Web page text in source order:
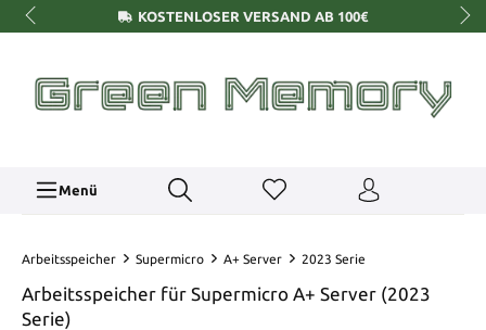
KOSTENLOSER VERSAND AB 100€
Menü
Arbeitsspeicher Supermicro A+ Server 2023 Serie
Arbeitsspeicher für Supermicro A+ Server (2023
Serie)